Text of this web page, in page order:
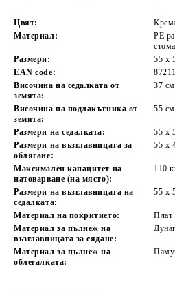
Цвят:
Материал:
PE
Размери:
55 x
EAN code:
Височина на седалката от
земята:
37 см
Височина на подлакътника от
земята:
55 см
Размери на седалката:
55 x
Размери на възглавницата за
облягане:
55 x
Максимален капацитет на
натоварване (на място):
110
Размери на възглавницата на
седалката:
55 x
Материал на покритието:
Плат
Материал за пълнеж на
възглавницата за сядане:
Материал за пълнеж на
облегалката: